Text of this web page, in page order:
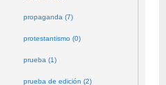
propaganda (7)
protestantismo (0)
prueba (1)
prueba de edición (2)